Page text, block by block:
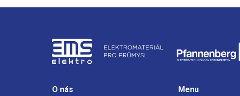
O nás Menu